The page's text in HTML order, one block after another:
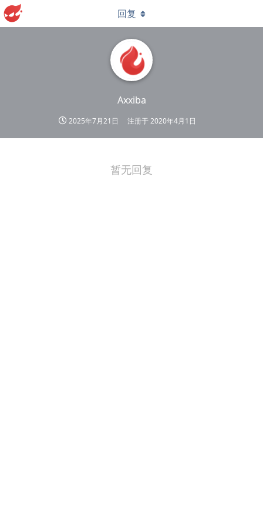
Axxiba
2025年7月21日 注册于2020年4月1日
回复
暂无回复